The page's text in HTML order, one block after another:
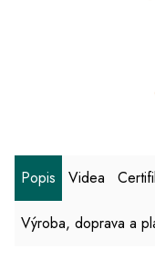
Popis Videa
Výroba, doprava a